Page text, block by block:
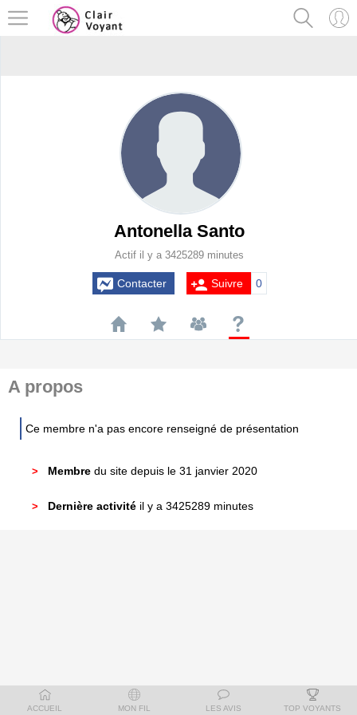
Antonella Santo
Actif il y a 3425289 minutes
Contacter Suivre 0
A propos
Ce membre n'a pas encore renseigné de présentation
Membre du site depuis le 31 janvier 2020
Dernière activité il y a 3425289 minutes
ACCUEIL MON FIL LES AVIS TOP VOYANTS